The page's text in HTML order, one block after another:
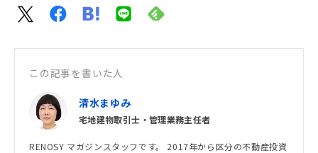
この記事を書いた人
清水まゆみ
宅地建物取引士・管理業務主任者
RENOSY マガジンスタッフです。 2017年から区分の不動産投資